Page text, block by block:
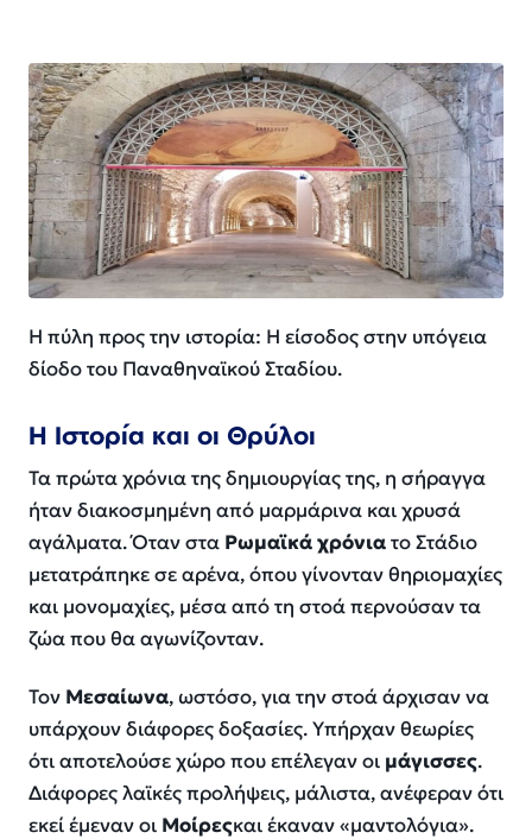
Η πύλη προς την ιστορία: Η είσοδος στην υπόγεια
δίοδο του Παναθηναϊκού Σταδίου.
Η Ιστορία και οι Θρύλοι
Τα πρώτα χρόνια της δημιουργίας της, η σήραγγα
ήταν διακοσμημένη από μαρμάρινα και χρυσά
αγάλματα. Όταν στα Ρωμαϊκά χρόνιατο Στάδιο
μετατράπηκε σε αρένα, όπου γίνονταν θηριομαχίες
και μονομαχίες, μέσα από τη στοά περνούσαν τα
ζώα που θα αγωνίζονταν.
Τον Μεσαίωνα, ωστόσο, για την στοά άρχισαν να
υπάρχουν διάφορες δοξασίες. Υπήρχαν θεωρίες
ότι αποτελούσε χώρο που επέλεγαν οι μάγισσες.
Διάφορες λαϊκές προλήψεις, μάλιστα, ανέφεραν ότι
εκεί έμεναν οι Μοίρεςκαι έκαναν «μαντολόγια».